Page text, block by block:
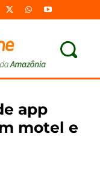
app
motel e